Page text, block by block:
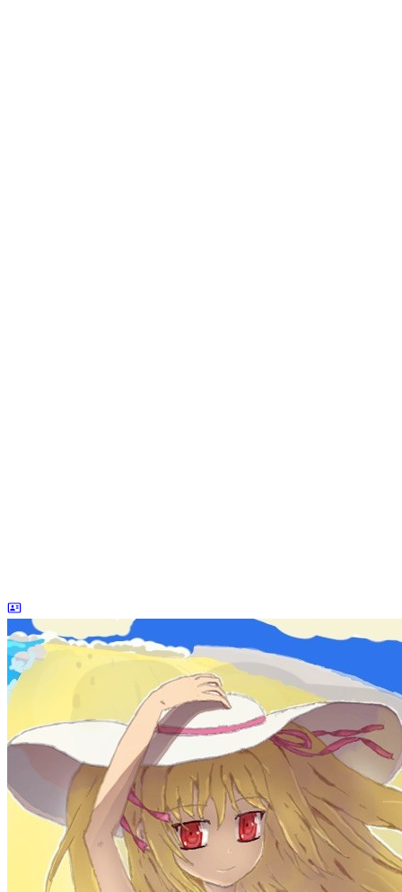
统计加载中...
公告
welcome to my blog
Learn More
acwing
algorithmangularawsbashblog caappdeploydiscover
doc docker elasticSearch github github-action htmlinHandIO java
language lfslifelinuxllm meetingmental
multi-prog
network
nodejsnotion numpy ospandas plugin pyspiderpython
rabbitMQ recomand redis regex schoolselfspiderspringAMQP
springCloud SVN theorythinkingtransactionts vscodewallet
web
数据处理 环境